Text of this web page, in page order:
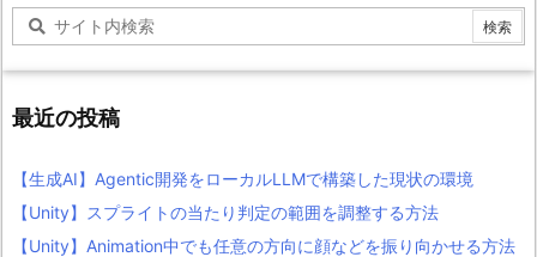
最近の投稿
【生成AI】Agentic開発をローカルLLMで構築した現状の環境
【Unity】スプライトの当たり判定の範囲を調整する方法
【Unity】Animation中でも任意の方向に顔などを振り向かせる方法